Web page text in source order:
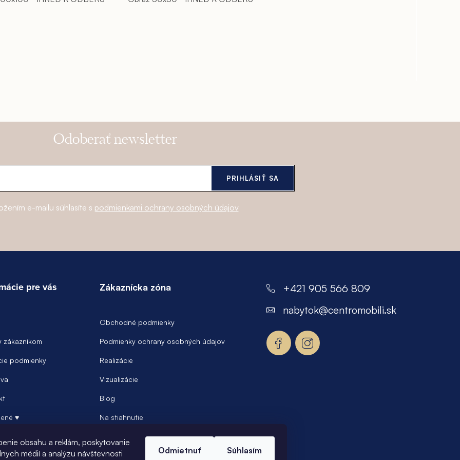
obsahu a reklám, poskytovanie
médií a analýzu návštevnosti
Odmietnuť Súhlasím
Odoberať newsletter
e-mailu súhlasíte s podmienkami ochrany osobných údajov
PRIHLÁSIŤ SA
pre vás
zákazníkom
podmienky
♥
Zákaznícka zóna
Obchodné podmienky
Podmienky ochrany osobných údajov
Realizácie
Vizualizácie
Blog
Na stiahnutie
+421 905 566 809
nabytok@centromobili.sk